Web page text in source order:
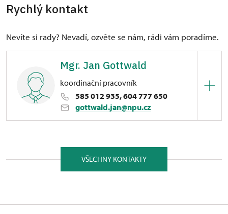
Rychlý kontakt
Nevíte si rady? Nevadí, ozvěte se nám, rádi vám poradíme.
Mgr. Jan Gottwald
koordinační pracovník
585 012 935, 604 777 650
gottwald.jan@npu.cz
Horní náměstí 170/6, Šternberk na Moravě
78501
VŠECHNY KONTAKTY